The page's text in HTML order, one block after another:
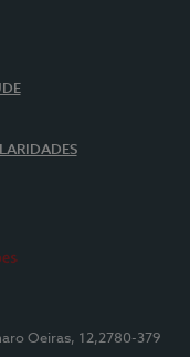
Oeiras, 12,2780-379